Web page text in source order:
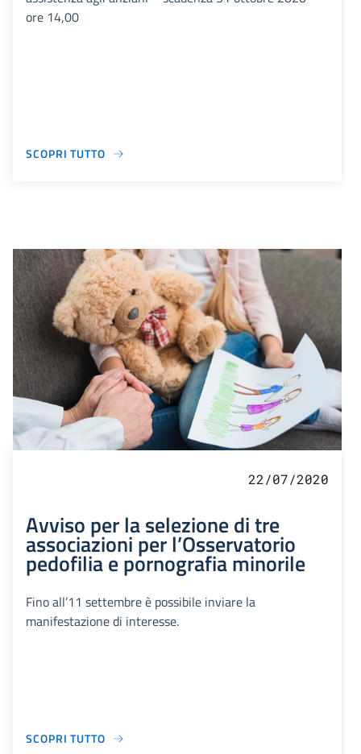
ore 14,00
SCOPRI TUTTO
22/07/2020
Avviso per la selezione di tre
associazioni per l’Osservatorio
pedofilia e pornografia minorile
Fino all’11 settembre è possibile inviare la
manifestazione di interesse.
SCOPRI TUTTO